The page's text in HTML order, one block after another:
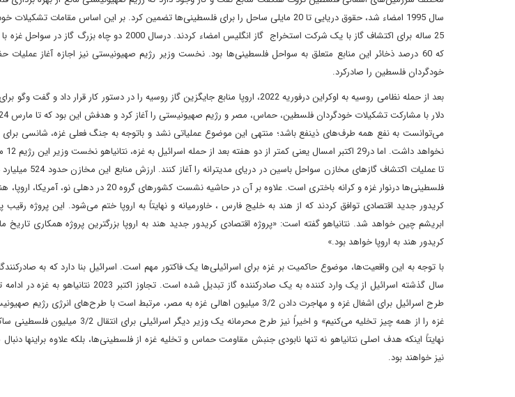
که 60 درصد ذخائر این منابع متعلق به سواحل فلسطینی‌ها بود. نخست ‌وزیر رژیم صهیونیستی نیز اجازه آغاز
خودگردان فلسطین را صادرکرد.
می‌توانست به نفع همه طرف‌های ذینفع باشد؛ منتهی این موضوع عملیاتی نشد و باتوجه به جنگ فعلی غزه، شانسی
تا عملیات اکتشاف
فلسطینی‌ها درنوار غزه و کرانه باختری است. علاوه بر آن در
کریدور جدید اقتصادی توافق کردند که از هند به خلیج ‌فارس ، خاورمیانه و نهایتاً به اروپا ختم می‌شود. این پروژه
ابریشم چین خواهد شد. نتانیاهو گفته است: «پروژه اقتصادی کریدور جدید هند به اروپا بزرگترین پروژه همکاری
کریدور هند به اروپا خواهد بود.»
طرح اسرائیل برای اشغال غزه و مهاجرت دادن 3/2 میلیون اهالی غزه به مصر، مرتبط است با طرح‌های
غزه را از همه چیز تخلیه می‌کنیم» و اخیراً نیز
نهایتاً اینکه هدف اصلی نتانیاهو نه ‌تنها نابودی جنبش مقاومت حماس و تخلیه غزه از فلسطینی‌ها، بلکه علاوه براینها دنبال
نیز خواهند بود.